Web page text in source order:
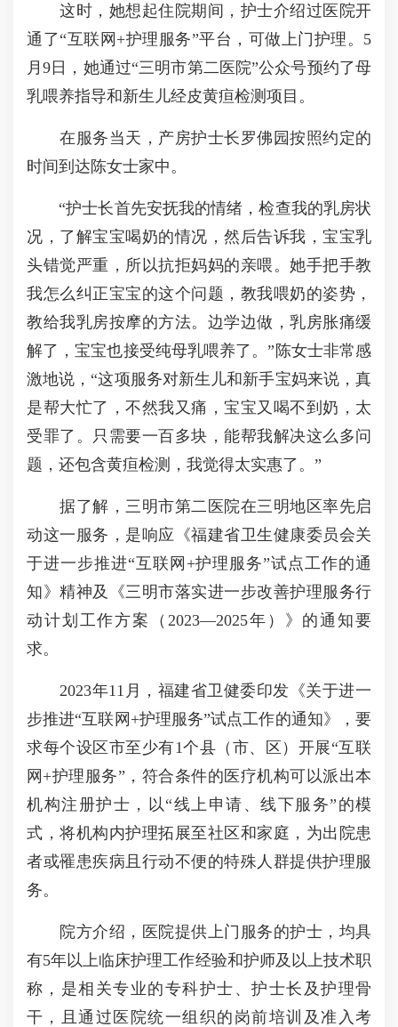
这时，她想起住院期间，护士介绍过医院开
通了“互联网+护理服务”平台，可做上门护理。5
月9日，她通过“三明市第二医院”公众号预约了母
乳喂养指导和新生儿经皮黄疸检测项目。
在服务当天，产房护士长罗佛园按照约定的
时间到达陈女士家中。
“护士长首先安抚我的情绪，检查我的乳房状
况，了解宝宝喝奶的情况，然后告诉我，宝宝乳
头错觉严重，所以抗拒妈妈的亲喂。她手把手教
我怎么纠正宝宝的这个问题，教我喂奶的姿势，
教给我乳房按摩的方法。边学边做，乳房胀痛缓
解了，宝宝也接受纯母乳喂养了。”陈女士非常感
激地说，“这项服务对新生儿和新手宝妈来说，真
是帮大忙了，不然我又痛，宝宝又喝不到奶，太
受罪了。只需要一百多块，能帮我解决这么多问
题，还包含黄疸检测，我觉得太实惠了。”
据了解，三明市第二医院在三明地区率先启
动这一服务，是响应《福建省卫生健康委员会关
于进一步推进“互联网+护理服务”试点工作的通
知》精神及《三明市落实进一步改善护理服务行
动计划工作方案（2023—2025年）》的通知要
求。
2023年11月，福建省卫健委印发《关于进一
步推进“互联网+护理服务”试点工作的通知》，要
求每个设区市至少有1个县（市、区）开展“互联
网+护理服务”，符合条件的医疗机构可以派出本
机构注册护士，以“线上申请、线下服务”的模
式，将机构内护理拓展至社区和家庭，为出院患
者或罹患疾病且行动不便的特殊人群提供护理服
务。
院方介绍，医院提供上门服务的护士，均具
有5年以上临床护理工作经验和护师及以上技术职
称，是相关专业的专科护士、护士长及护理骨
干，且通过医院统一组织的岗前培训及准入考